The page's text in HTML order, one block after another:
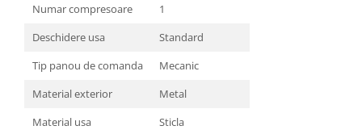
Numar compresoare
1
Deschidere usa
Standard
Tip panou de comanda
Mecanic
Material exterior
Metal
Material usa
Sticla